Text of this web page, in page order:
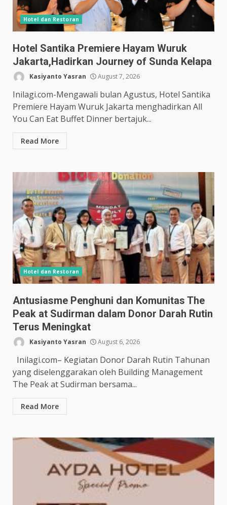
Hotel dan Restoran
Hotel Santika Premiere Hayam Wuruk
Jakarta,Hadirkan Journey of Sunda Kelapa
Kasiyanto Yasran August 7, 2026
Inilagi.com-Mengawali bulan Agustus, Hotel Santika
Premiere Hayam Wuruk Jakarta menghadirkan All
You Can Eat Buffet Dinner bertajuk...
Read More
Hotel dan Restoran
Antusiasme Penghuni dan Komunitas The
Peak at Sudirman dalam Donor Darah Rutin
Terus Meningkat
Kasiyanto Yasran August 6, 2026
Inilagi.com– Kegiatan Donor Darah Rutin Tahunan
yang diselenggarakan oleh Building Management
The Peak at Sudirman bersama...
Read More